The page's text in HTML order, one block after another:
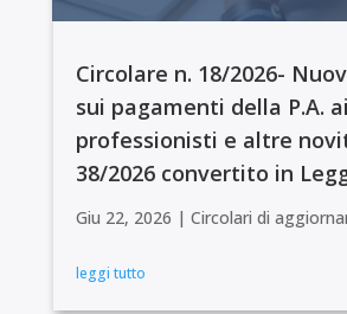
Circolare n. 18/2026-
sui pagamenti della P.A. ai
professionisti e altre
38/2026 convertito in
Giu 22, 2026 | Circolari di
leggi tutto